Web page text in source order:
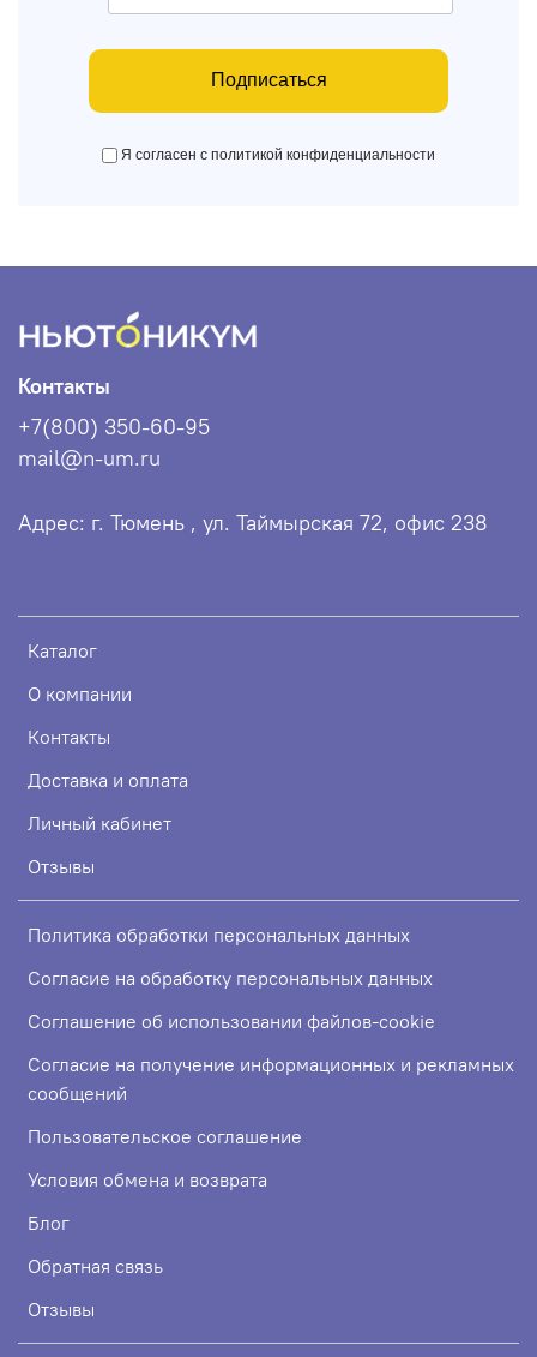
Подписаться
Я согласен с политикой конфиденциальности
Каталог
О компании
Контакты
Доставка и оплата
Личный кабинет
Отзывы
Политика обработки персональных данных
Согласие на обработку персональных данных
Соглашение об использовании файлов-cookie
Согласие на получение информационных и рекламных
сообщений
Пользовательское соглашение
Условия обмена и возврата
Блог
Обратная связь
Отзывы
Контакты
+7(800) 350-60-95
mail@n-um.ru
Адрес: г. Тюмень , ул. Таймырская 72, офис 238